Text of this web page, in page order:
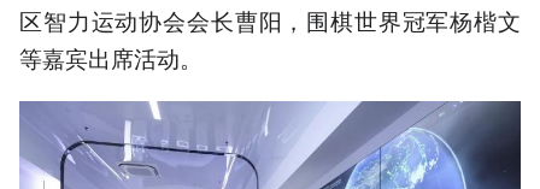
区智力运动协会会长曹阳，围棋世界冠军杨楷文
等嘉宾出席活动。